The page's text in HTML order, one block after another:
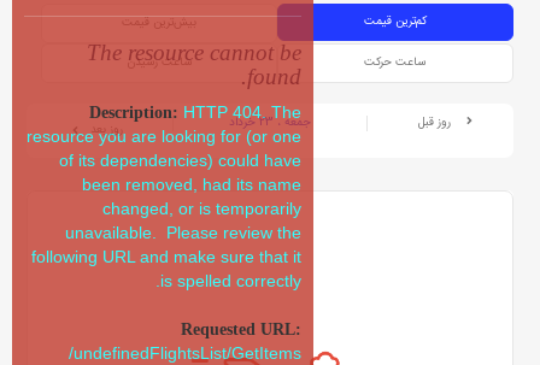
کم‌ترین قیمت بیش‌ترین قیمت
ساعت حرکت ساعت رسیدن
روز قبل جمعه ، 23 خرداد روز بعد
The resource cannot be
found.
Description: HTTP 404. The
resource you are looking for (or one
of its dependencies) could have
been removed, had its name
changed, or is temporarily
unavailable. Please review the
following URL and make sure that it
is spelled correctly.
Requested URL:
/undefinedFlightsList/GetItems